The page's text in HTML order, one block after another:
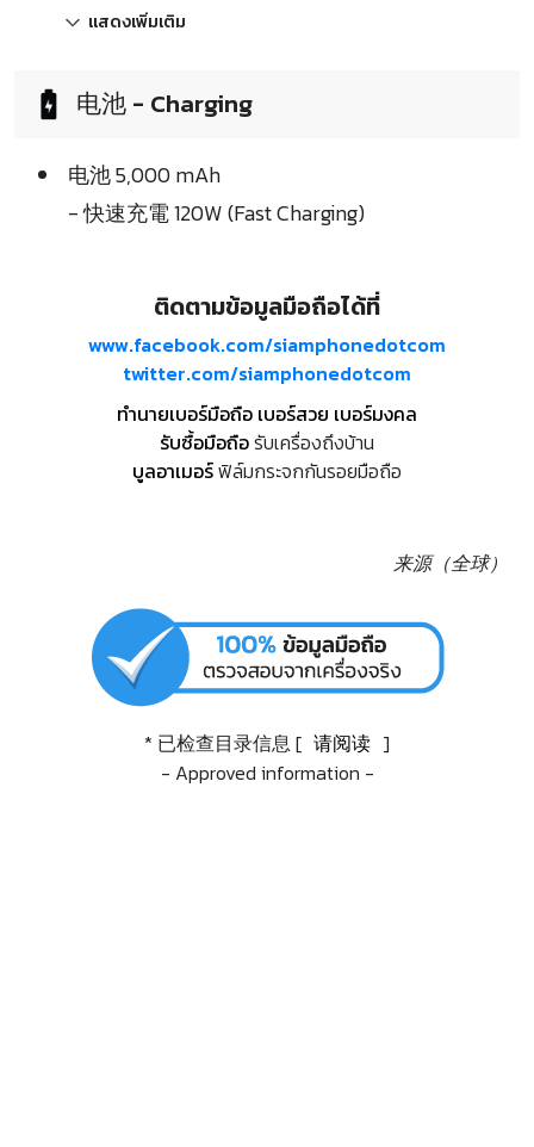
แสดงเพิ่มเติม
电池 - Charging
电池 5,000 mAh
- 快速充電 120W (Fast Charging)
ติดตามข้อมูลมือถือได้ที่
www.facebook.com/siamphonedotcom
twitter.com/siamphonedotcom
ทำนายเบอร์มือถือ เบอร์สวย เบอร์มงคล
รับซื้อมือถือรับเครื่องถึงบ้าน
บูลอาเมอร์ฟิล์มกระจกกันรอยมือถือ
来源（全球）
* 已检查目录信息 [ 请阅读 ]
- Approved information -